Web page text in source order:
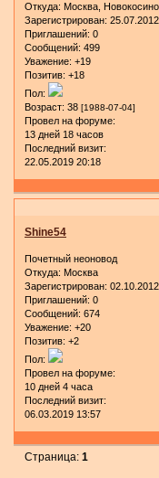
Откуда: Москва, Новокосино
Зарегистрирован: 25.07.2012
Приглашений: 0
Сообщений: 499
Уважение: +19
Позитив: +18
Пол:
Возраст: 38 [1988-07-04]
Провел на форуме:
13 дней 18 часов
Последний визит:
22.05.2019 20:18
Shine54
Почетный неоновод
Откуда: Москва
Зарегистрирован: 02.10.2012
Приглашений: 0
Сообщений: 674
Уважение: +20
Позитив: +2
Пол:
Провел на форуме:
10 дней 4 часа
Последний визит:
06.03.2019 13:57
Страница:1